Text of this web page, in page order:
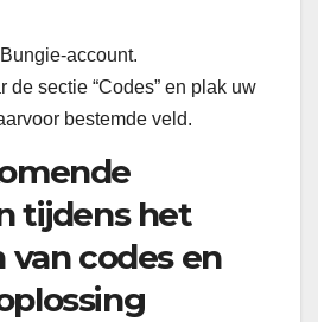
account.
de sectie “Codes” en plak uw
bestemde veld.
tijdens het
van codes en